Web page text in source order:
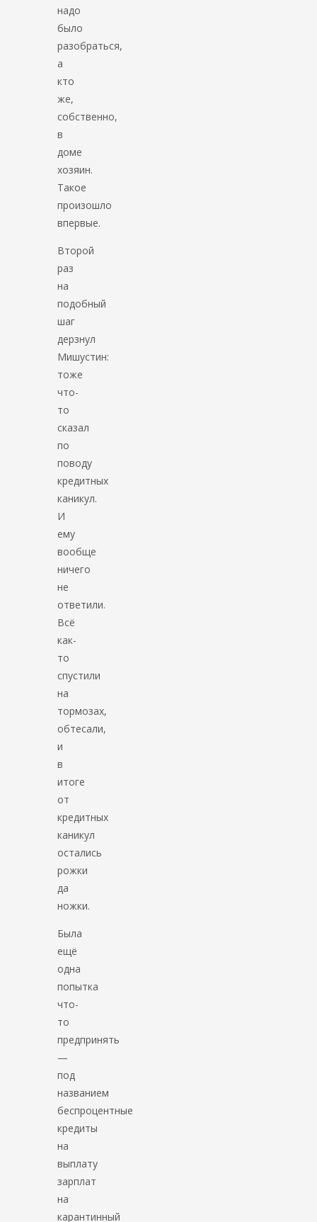
надо
было
разобраться,
а
кто
же,
собственно,
в
доме
хозяин.
Такое
произошло
впервые.
Второй
раз
на
подобный
шаг
дерзнул
Мишустин:
тоже
что-
то
сказал
по
поводу
кредитных
каникул.
И
ему
вообще
ничего
не
ответили.
Всё
как-
то
спустили
на
тормозах,
обтесали,
и
в
итоге
от
кредитных
каникул
остались
рожки
да
ножки.
Была
ещё
одна
попытка
что-
то
предпринять
—
под
названием
беспроцентные
кредиты
на
выплату
зарплат
на
карантинный